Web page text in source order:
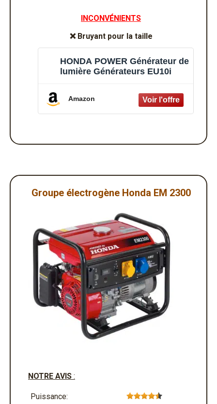
INCONVÉNIENTS
❌ Bruyant pour la taille
HONDA POWER Générateur de
lumière Générateurs EU10i
Amazon
Groupe électrogène Honda EM 2300
NOTRE AVIS :
Puissance: